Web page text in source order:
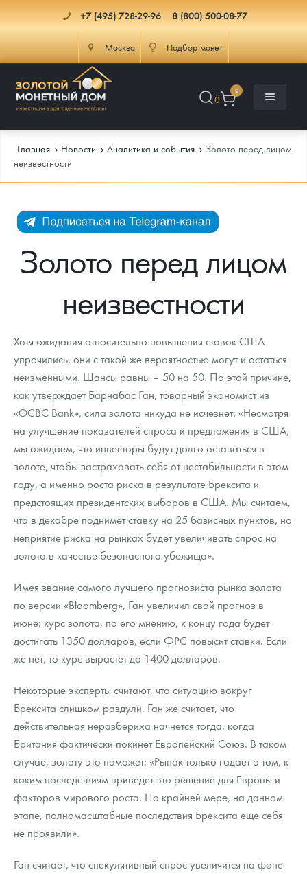
+7 (495) 728-29-96 8 (800) 500-08-77
Москва Подбор монет
0
0
Каталог Монет
Инвестиционные монеты
Памятные монеты России и СССР
Монеты Царской России
Монеты стран мира после 1950г
Монеты и жетоны ЗМД
Георгий Победоносец
Золотой червонец Сеятель
Золотые слитки
Аксессуары
Гарри Поттер
Год Лошади
Флот: ледоколы и корабли
Жетоны "Необыкновенные обитатели глубин"
Ювелирные изделия
Русская нумизматика
Золотая карманная галерея
Монеты и жетоны из недрагоценных металлов
Книги по нумизматике
Инфо
Как сделать заказ
Гарантии
Выкуп монет
Выкуп серебряных монет
Вопрос - ответ
Памятка для работы с монетами из драгметаллов
Условия возврата
Монеты
Политика конфиденциальности
Политика использования Cookies
Положение по обработке и защите персональных данных
Доставка
Информация
Распродажа монет и жетонов
Аналитика и события
Итоги 2025 года. Прогноз курсов золота, серебра, платины на
Cтатьи
Георгий Победоносец - динамика цен
Котировки
Курс золота и серебра
Лом выкуп
Скупка слитков
Контакты
О нас
Наши преимущества
Письмо директору
Пресс-служба
Главная Новости Аналитика и события
Золото перед лицом
неизвестности
Золото перед лицом
неизвестности
Хотя ожидания относительно повышения ставок США
упрочились, они с такой же вероятностью могут и остаться
неизменными. Шансы равны – 50 на 50. По этой причине,
как утверждает Барнабас Ган, товарный экономист из
«OCBC Bank», сила золота никуда не исчезнет: «Несмотря
на улучшение показателей спроса и предложения в США,
мы ожидаем, что инвесторы будут долго оставаться в
золоте, чтобы застраховать себя от нестабильности в этом
году, а именно роста риска в результате Брексита и
предстоящих президентских выборов в США. Мы считаем,
что в декабре поднимет ставку на 25 базисных пунктов, но
неприятие риска на рынках будет увеличивать спрос на
золото в качестве безопасного убежища».
Имея звание самого лучшего прогнозиста рынка золота
по версии «Bloomberg», Ган увеличил свой прогноз в
июне: курс золота, по его мнению, к концу года будет
достигать 1350 долларов, если ФРС повысит ставки. Если
же нет, то курс вырастет до 1400 долларов.
Некоторые эксперты считают, что ситуацию вокруг
Брексита слишком раздули. Ган же считает, что
действительная неразбериха начнется тогда, когда
Британия фактически покинет Европейский Союз. В таком
случае, золоту это поможет: «Рынок только гадает о том, к
каким последствиям приведет это решение для Европы и
факторов мирового роста. По крайней мере, на данном
этапе, полномасштабные последствия Брексита еще себя
не проявили».
Ган считает, что спекулятивный спрос увеличится на фоне